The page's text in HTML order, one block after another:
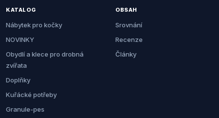
KATALOG
Nábytek pro kočky
NOVINKY
Obydlí a klece pro drobná
zvířata
Doplňky
Kuřácké potřeby
Granule-pes
OBSAH
Srovnání
Recenze
Články